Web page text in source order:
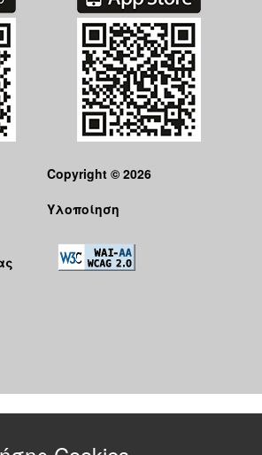
Copyright © 2026
Υλοποίηση